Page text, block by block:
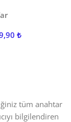
₺
tüm anahtar
bilgilendiren